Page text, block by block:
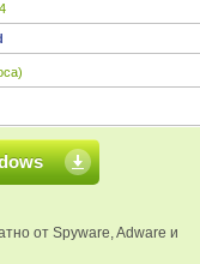
от Spyware, Adware и